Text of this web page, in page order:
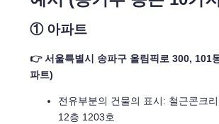
① 아파트
👉 서울특별시 송파구 올림픽로 300, 101
파트)
전유부분의 건물의 표시: 철근콘크
12층 1203호